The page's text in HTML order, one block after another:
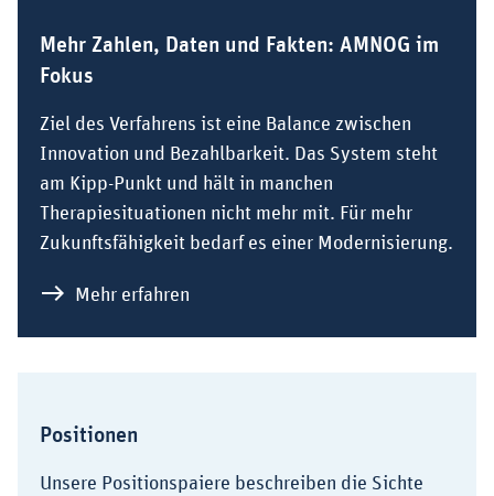
Mehr Zahlen, Daten und Fakten: AMNOG im
Fokus
Ziel des Verfahrens ist eine Balance zwischen
Innovation und Bezahlbarkeit. Das System steht
am Kipp-Punkt und hält in manchen
Therapiesituationen nicht mehr mit. Für mehr
Zukunftsfähigkeit bedarf es einer Modernisierung.
Mehr erfahren
Positionen
Unsere Positionspaiere beschreiben die Sichte